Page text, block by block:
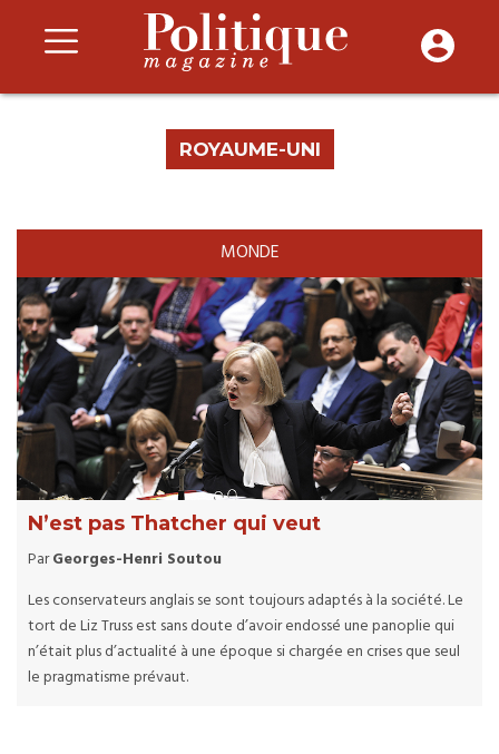
ROYAUME-UNI
MONDE
N’est pas Thatcher qui veut
ParGeorges-Henri Soutou
Les conservateurs anglais se sont toujours adaptés à la société. Le
tort de Liz Truss est sans doute d’avoir endossé une panoplie qui
n’était plus d’actualité à une époque si chargée en crises que seul
le pragmatisme prévaut.